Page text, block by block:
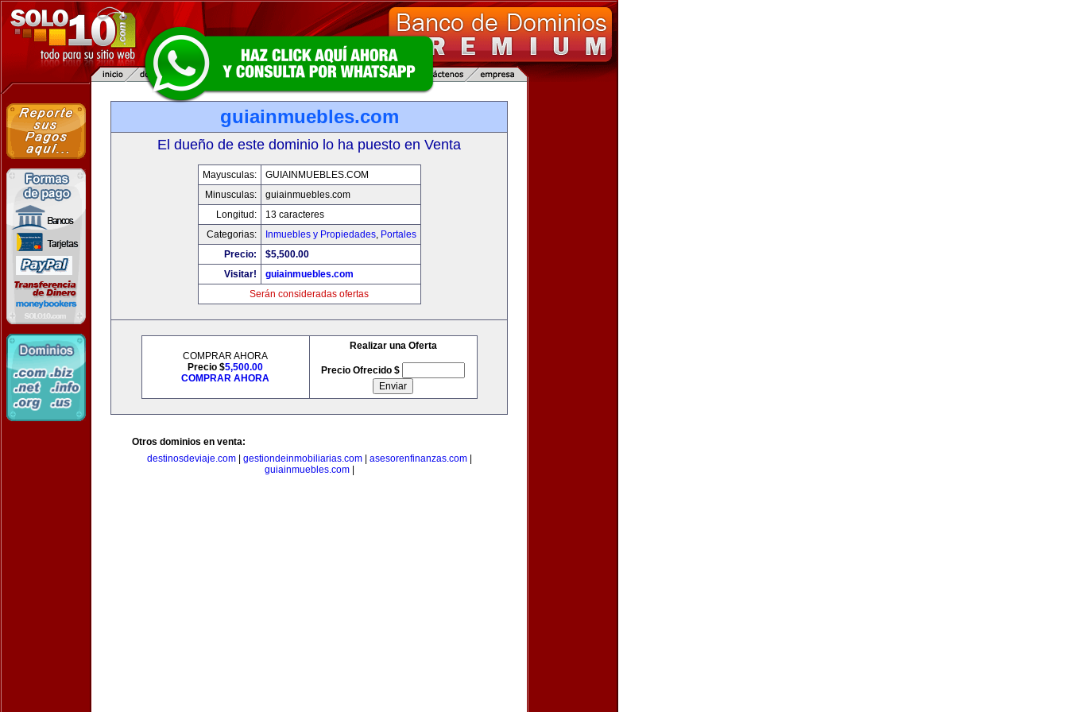
guiainmuebles.com
El dueño de este dominio lo ha puesto en Venta
Mayusculas:
GUIAINMUEBLES.COM
Minusculas:
guiainmuebles.com
Longitud:
13 caracteres
Categorias:
Inmuebles y Propiedades, Portales
Precio:
$5,500.00
Visitar!
guiainmuebles.com
Serán consideradas ofertas
COMPRAR AHORA
Precio $5,500.00
COMPRAR AHORA
Realizar una Oferta
Precio Ofrecido $
Otros dominios en venta:
destinosdeviaje.com| gestiondeinmobiliarias.com| asesorenfinanzas.com|
guiainmuebles.com|